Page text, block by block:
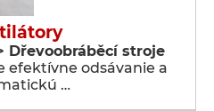
Dřevoobráběcí stroje
efektívne odsávanie a
…